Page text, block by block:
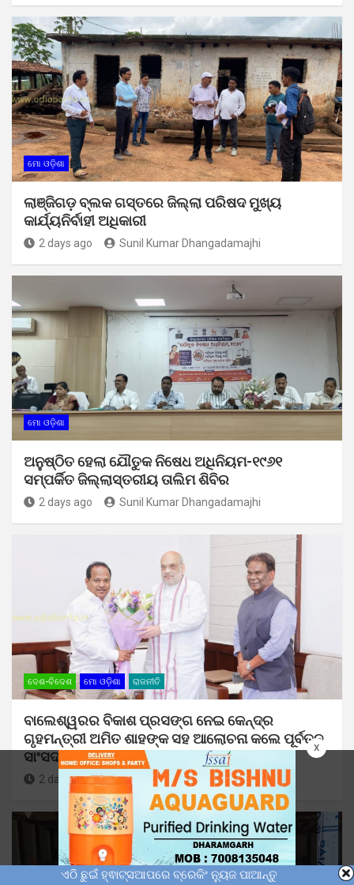
x
ମୋ ଓଡ଼ିଶା
ଲାଞ୍ଜିଗଡ଼ ବ୍ଲକ ଗସ୍ତରେ ଜିଲ୍ଲା ପରିଷଦ ମୁଖ୍ୟ
କାର୍ଯ୍ୟନିର୍ବାହୀ ଅଧିକାରୀ
2 days ago Sunil Kumar Dhangadamajhi
ମୋ ଓଡ଼ିଶା
ଅନୁଷ୍ଠିତ ହେଲା ଯୌତୁକ ନିଷେଧ ଅଧିନିୟମ-୧୯୬୧
ସମ୍ପର୍କିତ ଜିଲ୍ଲାସ୍ତରୀୟ ତାଲିମ ଶିବିର
2 days ago Sunil Kumar Dhangadamajhi
ଦେଶ-ବିଦେଶ ମୋ ଓଡ଼ିଶା ରାଜନୀତି
ବାଲେଶ୍ୱରର ବିକାଶ ପ୍ରସଙ୍ଗ ନେଇ କେନ୍ଦ୍ର
ଗୃହମନ୍ତ୍ରୀ ଅମିତ ଶାହଙ୍କ ସହ ଆଲୋଚନା କଲେ ପୂର୍ବତନ
ସାଂସଦ ରବୀନ୍ଦ୍ର ଜେନା
2 days ago Sunil Kumar Dhangadamajhi
ଏଠି ଛୁଇଁ ହ୍ଵାଟ୍ସଆପରେ ବ୍ରେକିଂ ନ୍ୟୁଜ ପାଆନ୍ତୁ